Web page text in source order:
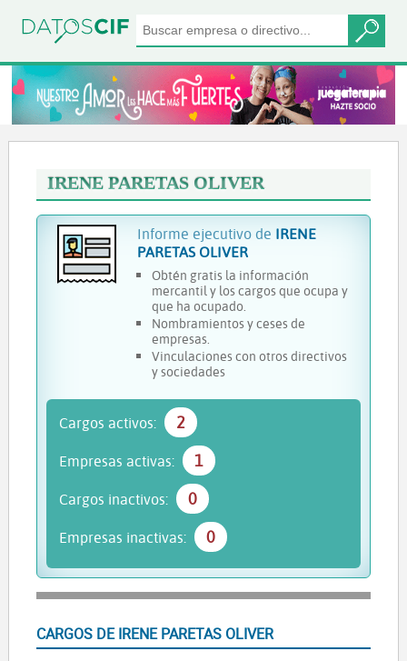
IRENE PARETAS OLIVER
Informe ejecutivo de IRENE
PARETAS OLIVER
Obtén gratis la información
mercantil y los cargos que ocupa y
que ha ocupado.
Nombramientos y ceses de
empresas.
Vinculaciones con otros directivos
y sociedades
Cargos activos: 2
Empresas activas: 1
Cargos inactivos: 0
Empresas inactivas: 0
CARGOS DE IRENE PARETAS OLIVER